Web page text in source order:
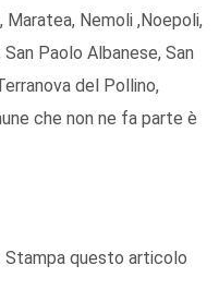
Maratea, Nemoli ,Noepoli,
Paolo Albanese, San
del Pollino,
che non ne fa parte è
Stampa questo articolo